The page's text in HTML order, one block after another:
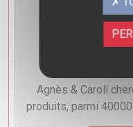
Agnès & Caroll
produits, parmi